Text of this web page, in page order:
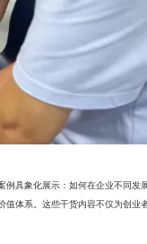
具象化展示：如何在企业不同发
体系。这些干货内容不仅为创业